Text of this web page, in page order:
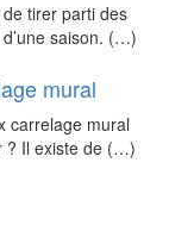
tirer parti des
saison. (…)
mural
carrelage mural
? Il existe de (…)